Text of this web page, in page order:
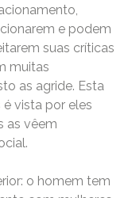
e podem
suas críticas
muitas
as agride. Esta
vista por eles
as vêem
o homem tem